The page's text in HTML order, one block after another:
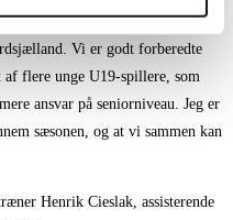
i rollen som træner og ser meget
Vi er godt forberedte
af flere unge U19-spillere, som
ansvar på seniorniveau. Jeg er
sæsonen, og at vi sammen kan
Henrik Cieslak, assisterende